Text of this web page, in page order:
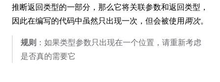
推断返回类型的一部分，那么它将关联参数和返回类型，
因此在编写的代码中虽然只出现一次，但会被使用两次。
规则 ：如果类型参数只出现在一个位置，请重新考虑
是否真的需要它